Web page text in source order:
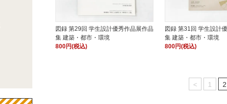
図録 第29回 学生設計優秀作品展作品
集 建築・都市・環境
800円(税込)
図録 第31回 学生設計
集 建築・都市・環境
800円(税込)
< 1 2